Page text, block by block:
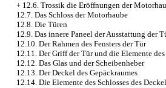
+ 12.6. Trossik die Eröffnungen der
12.7. Das Schloss der Motorhaube
12.8. Die Türen
12.9. Das innere Paneel der Ausstattung der
12.10. Der Rahmen des Fensters der Tür
12.11. Der Griff der Tür und die Elemente des
12.12. Das Glas und der Scheibenheber
12.13. Der Deckel des Gepäckraumes
12.14. Die Elemente des Schlosses des